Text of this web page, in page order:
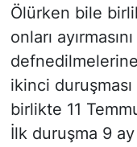
Ölürken bile
onları
ikinci
birlikte 11
İlk duruşma 9